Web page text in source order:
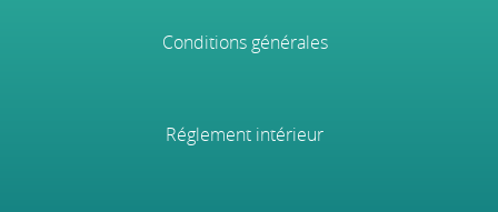
Conditions générales
Réglement intérieur